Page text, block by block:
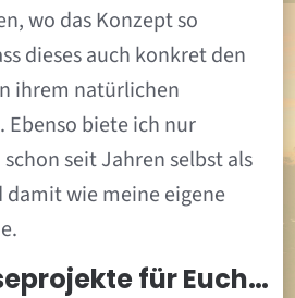
wo das Konzept so
dieses auch konkret den
ihrem natürlichen
Ebenso biete ich nur
seit Jahren selbst als
damit wie meine eigene
für Euch…